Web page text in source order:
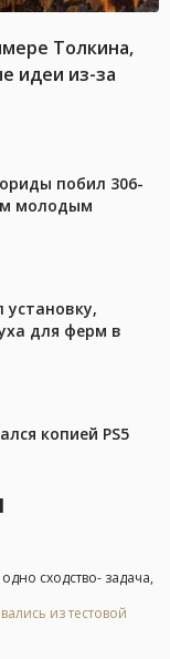
Толкина,
идеи из-за
побил 306-
молодым
установку,
для ферм в
копией PS5
сходство- задача,
из тестовой